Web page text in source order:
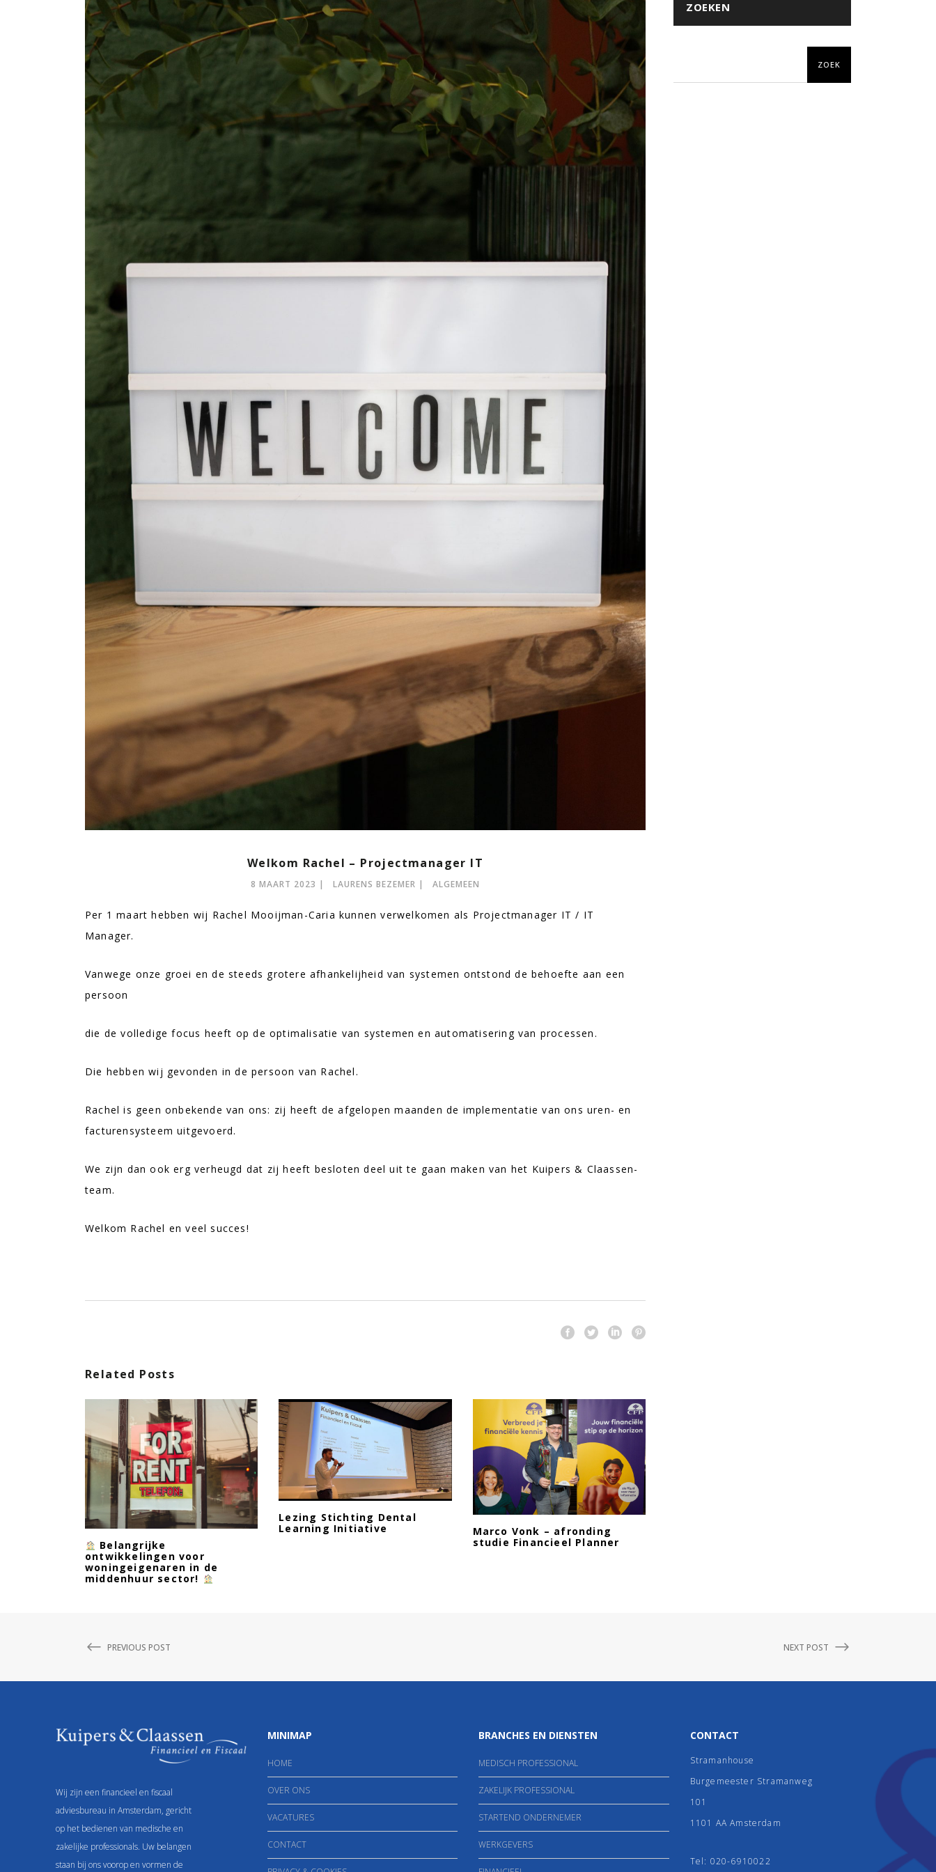
Welkom Rachel – Projectmanager IT
8 MAART 2023 LAURENS BEZEMER ALGEMEEN
Per 1 maart hebben wij Rachel Mooijman-Caria kunnen verwelkomen als Projectmanager IT / IT
Manager.
Vanwege onze groei en de steeds grotere afhankelijheid van systemen ontstond de behoefte aan een
persoon
die de volledige focus heeft op de optimalisatie van systemen en automatisering van processen.
Die hebben wij gevonden in de persoon van Rachel.
Rachel is geen onbekende van ons: zij heeft de afgelopen maanden de implementatie van ons uren- en
facturensysteem uitgevoerd.
We zijn dan ook erg verheugd dat zij heeft besloten deel uit te gaan maken van het Kuipers & Claassen-
team.
Welkom Rachel en veel succes!
Related Posts
Belangrijke
ontwikkelingen voor
woningeigenaren in de
middenhuur sector!
Lezing Stichting Dental
Learning Initiative
Marco Vonk – afronding
studie Financieel Planner
ZOEKEN
ZOEK
PREVIOUS POST NEXT POST
Wij zijn een financieel en fiscaal
adviesbureau in Amsterdam, gericht
op het bedienen van medische en
zakelijke professionals. Uw belangen
staan bij ons voorop en vormen de
MINIMAP
HOME
OVER ONS
VACATURES
CONTACT
BRANCHES EN DIENSTEN
MEDISCH PROFESSIONAL
ZAKELIJK PROFESSIONAL
STARTEND ONDERNEMER
WERKGEVERS
CONTACT
Stramanhouse
Burgemeester Stramanweg
101
1101 AA Amsterdam
Tel: 020-6910022